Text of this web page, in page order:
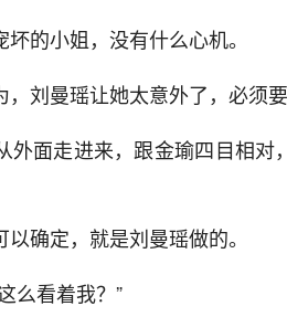
的小姐，没有什么心机。
刘曼瑶让她太意外了，必须要
外面走进来，跟金瑜四目相对
确定，就是刘曼瑶做的。
么看着我？”